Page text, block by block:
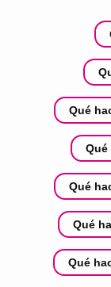
Qué
Qué
Qué
Qué
Qué